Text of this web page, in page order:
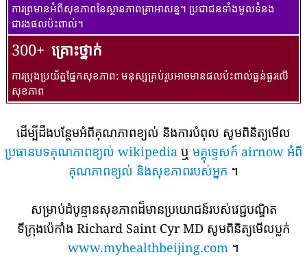
ការព្រមានអំពីសុខភាពនៃស្ថានភាពគ្រាអាសន្ន។ ប្រជាជនទាំងមូលទំនង
ជារងផលប៉ះពាល់។
300+ គ្រោះថ្នាក់
ការប្រុងប្រយ័ត្នផ្នែកសុខភាព: មនុស្សគ្រប់រូបអាចមានផលប៉ះពាល់ធ្ងន់ធ្ងរលើ
សុខភាព
ដើម្បីដឹងបន្ថែមអំពីគុណភាពខ្យល់ និងការបំពុល សូមពិនិត្យមើល
ប្រធានបទគុណភាពខ្យល់ wikipedia ឬ មគ្គុទ្ទេសក៍ airnow អំពី
គុណភាពខ្យល់ និងសុខភាពរបស់អ្នក ។
សម្រាប់ដំបូន្មានសុខភាពដ៏មានប្រយោជន៍របស់វេជ្ជបណ្ឌិត
ទីក្រុងប៉េកាំង Richard Saint Cyr MD សូមពិនិត្យមើលប្លក់
www.myhealthbeijing.com ។